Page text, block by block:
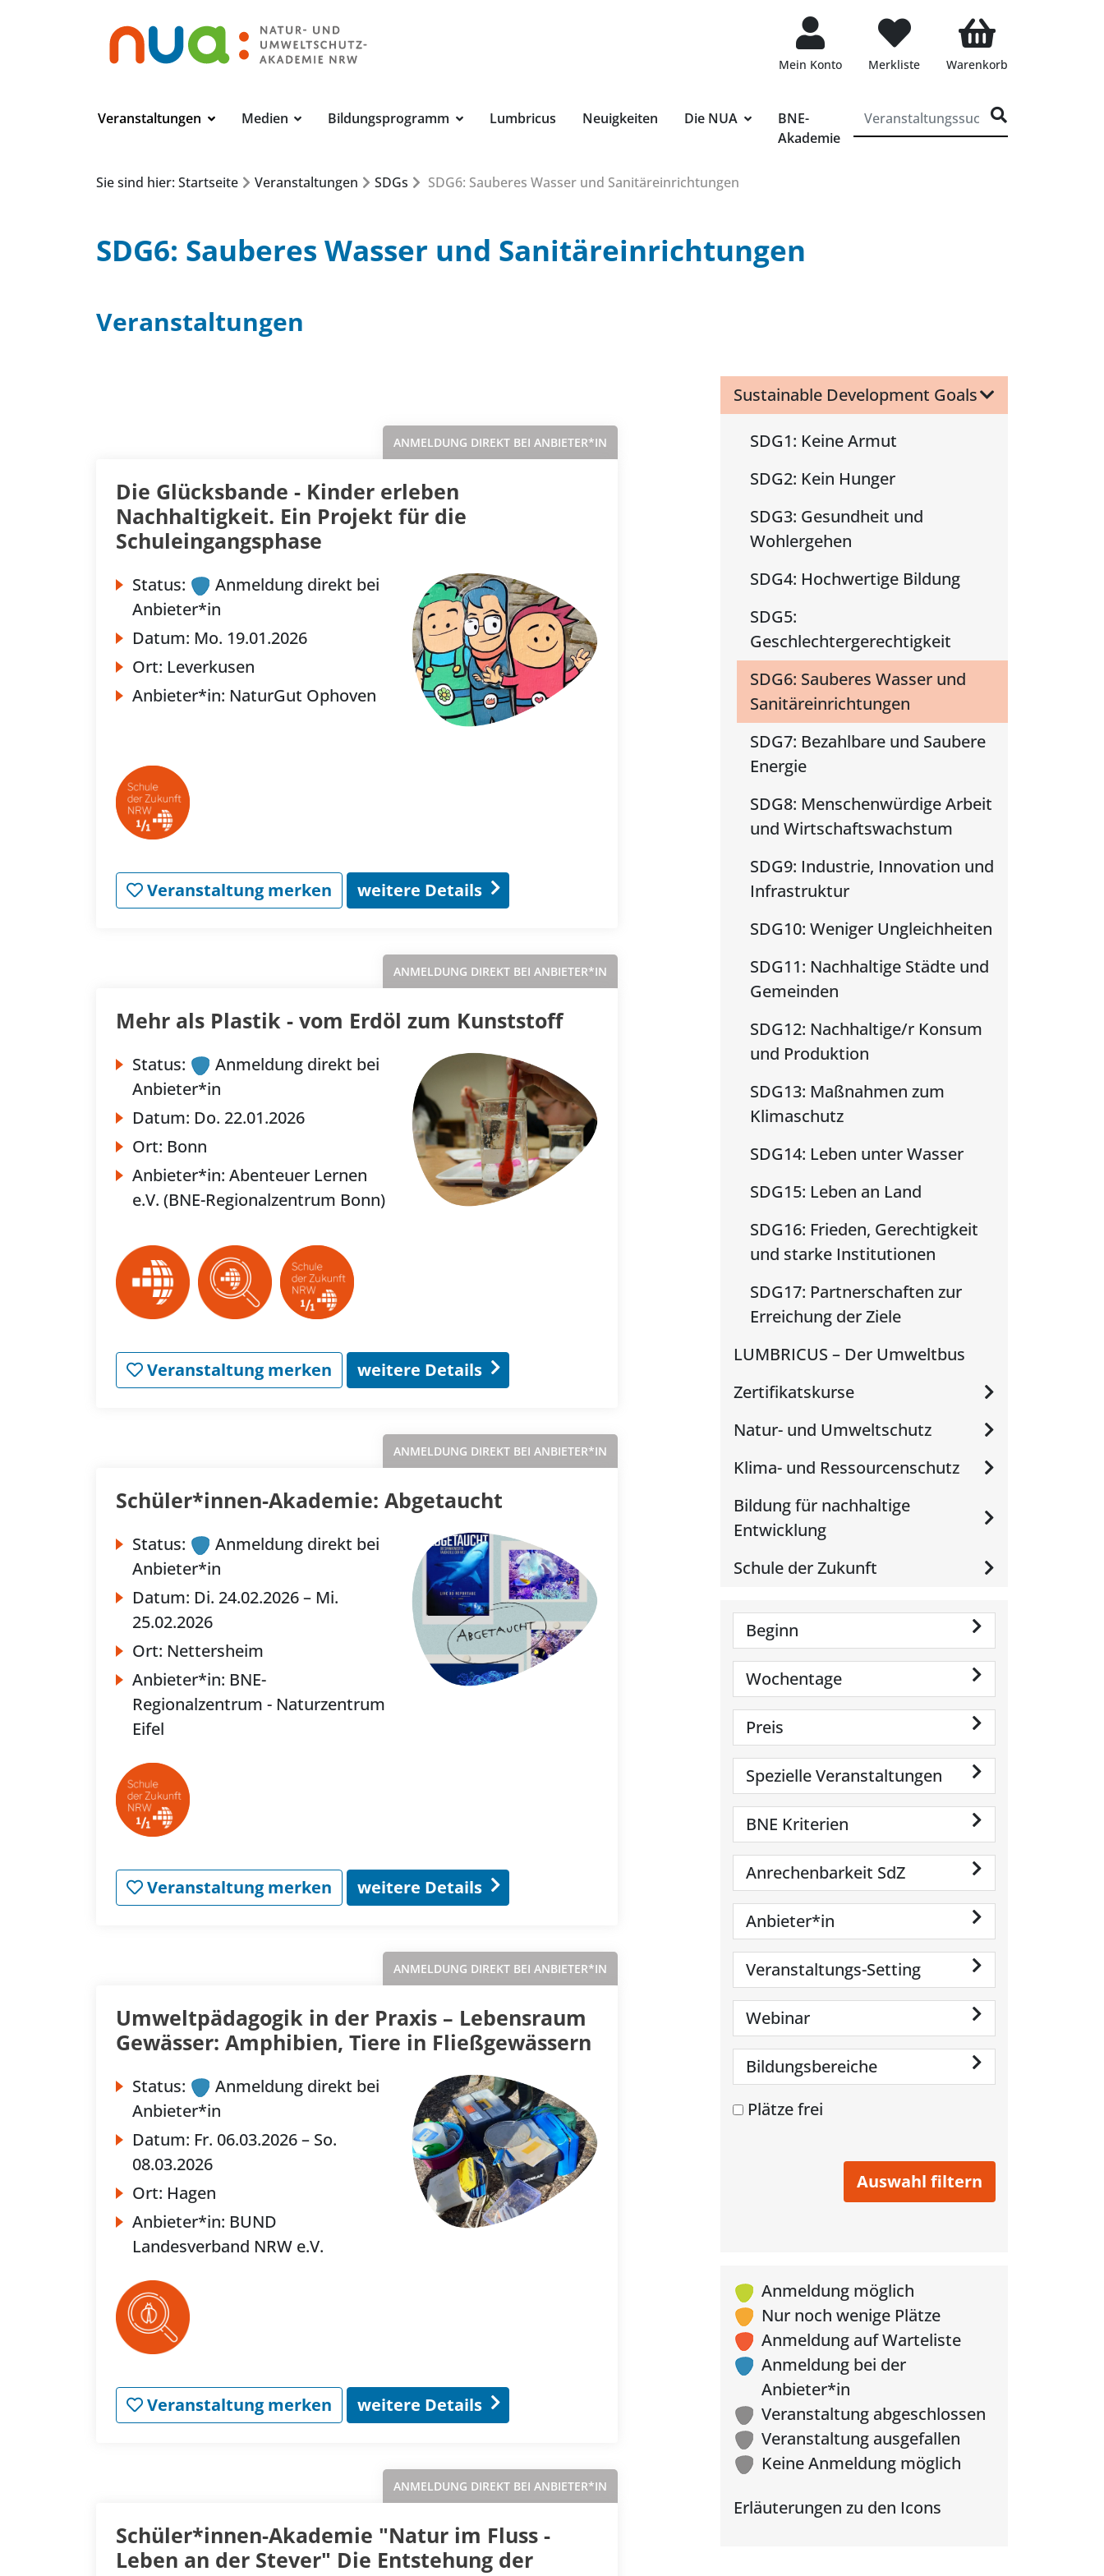
Mein Konto Merkliste Warenkorb
Veranstaltungen Medien Bildungsprogramm Lumbricus Neuigkeiten Die NUA
BNE-
Akademie
Sie sind hier: Startseite Veranstaltungen SDGs SDG6: Sauberes Wasser und Sanitäreinrichtungen
SDG6: Sauberes Wasser und Sanitäreinrichtungen
Veranstaltungen
ANMELDUNG DIREKT BEI ANBIETER*IN
Die Glücksbande - Kinder erleben
Nachhaltigkeit. Ein Projekt für die
Schuleingangsphase
Status:
Anmeldung direkt bei
Anbieter*in
Datum: Mo. 19.01.2026
Ort: Leverkusen
Anbieter*in: NaturGut Ophoven
Veranstaltung merken weitere Details
ANMELDUNG DIREKT BEI ANBIETER*IN
Mehr als Plastik - vom Erdöl zum Kunststoff
Status:
Anmeldung direkt bei
Anbieter*in
Datum: Do. 22.01.2026
Ort: Bonn
Anbieter*in: Abenteuer Lernen
e.V. (BNE-Regionalzentrum Bonn)
Veranstaltung merken weitere Details
ANMELDUNG DIREKT BEI ANBIETER*IN
Schüler*innen-Akademie: Abgetaucht
Status:
Anmeldung direkt bei
Anbieter*in
Datum: Di. 24.02.2026 – Mi.
25.02.2026
Ort: Nettersheim
Anbieter*in: BNE-
Regionalzentrum - Naturzentrum
Eifel
Veranstaltung merken weitere Details
ANMELDUNG DIREKT BEI ANBIETER*IN
Umweltpädagogik in der Praxis – Lebensraum
Gewässer: Amphibien, Tiere in Fließgewässern
Status:
Anmeldung direkt bei
Anbieter*in
Datum: Fr. 06.03.2026 – So.
08.03.2026
Ort: Hagen
Anbieter*in: BUND
Landesverband NRW e.V.
Veranstaltung merken weitere Details
ANMELDUNG DIREKT BEI ANBIETER*IN
Schüler*innen-Akademie "Natur im Fluss -
Leben an der Stever" Die Entstehung der
Sustainable Development Goals
SDG1: Keine Armut
SDG2: Kein Hunger
SDG3: Gesundheit und
Wohlergehen
SDG4: Hochwertige Bildung
SDG5:
Geschlechtergerechtigkeit
SDG6: Sauberes Wasser und
Sanitäreinrichtungen
SDG7: Bezahlbare und Saubere
Energie
SDG8: Menschenwürdige Arbeit
und Wirtschaftswachstum
SDG9: Industrie, Innovation und
Infrastruktur
SDG10: Weniger Ungleichheiten
SDG11: Nachhaltige Städte und
Gemeinden
SDG12: Nachhaltige/r Konsum
und Produktion
SDG13: Maßnahmen zum
Klimaschutz
SDG14: Leben unter Wasser
SDG15: Leben an Land
SDG16: Frieden, Gerechtigkeit
und starke Institutionen
SDG17: Partnerschaften zur
Erreichung der Ziele
LUMBRICUS – Der Umweltbus
Zertifikatskurse
Natur- und Umweltschutz
Klima- und Ressourcenschutz
Bildung für nachhaltige
Entwicklung
Schule der Zukunft
Beginn
Wochentage
Preis
Spezielle Veranstaltungen
BNE Kriterien
Anrechenbarkeit SdZ
Anbieter*in
Veranstaltungs-Setting
Webinar
Bildungsbereiche
Plätze frei
Anmeldung möglich
Nur noch wenige Plätze
Anmeldung auf Warteliste
Anmeldung bei der
Anbieter*in
Veranstaltung abgeschlossen
Veranstaltung ausgefallen
Keine Anmeldung möglich
Erläuterungen zu den Icons